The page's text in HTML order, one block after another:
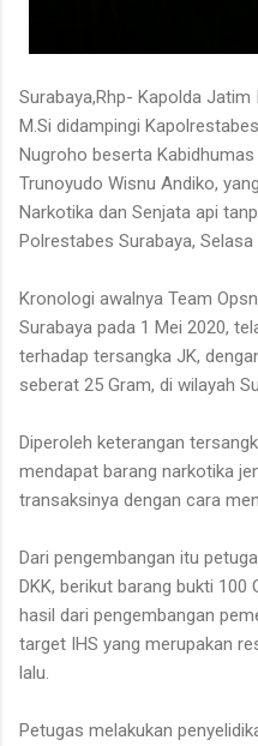
Surabaya,Rhp- Kapolda Jatim
M.Si didampingi
Nugroho beserta
Trunoyudo Wisnu Andiko,
Narkotika dan Senjata api
Polrestabes Surabaya, Selasa
Kronologi awalnya Team
Surabaya pada 1 Mei 2020,
terhadap tersangka JK,
seberat 25 Gram, di wilayah
Diperoleh keterangan
mendapat barang narkotika
transaksinya dengan cara
Dari pengembangan itu
DKK, berikut barang bukti
hasil dari pengembangan
target IHS yang merupakan
lalu.
Petugas melakukan